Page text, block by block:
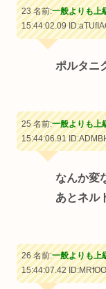
23 名前:一般よりも上
15:44:02.09
ポルタニ
25 名前:一般よりも上
15:44:06.91
なんか変
あとネル
26 名前:一般よりも上
15:44:07.42